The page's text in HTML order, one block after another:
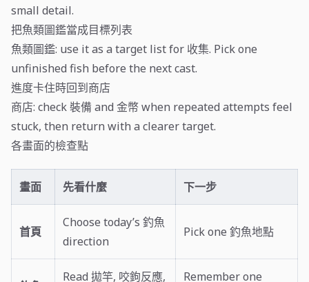
small detail.
把魚類圖鑑當成目標列表
魚類圖鑑: use it as a target list for 收集. Pick one
unfinished fish before the next cast.
進度卡住時回到商店
商店: check 裝備 and 金幣 when repeated attempts feel
stuck, then return with a clearer target.
各畫面的檢查點
畫面 先看什麼 下一步
首頁
Choose today’s 釣魚
direction
Pick one 釣魚地點
Read 拋竿, 咬鉤反應, Remember one